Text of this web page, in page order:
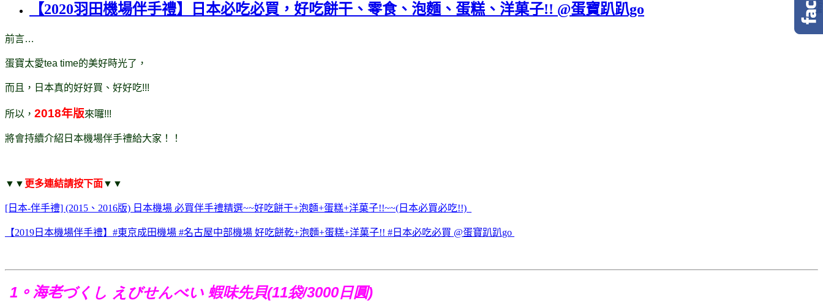
【2020羽田機場伴手禮】日本必吃必買，好吃餅干、零食、泡麵、蛋糕、洋菓子!! @蛋寶趴趴go
前言…
蛋寶太愛tea time的美好時光了，
而且，日本真的好好買、好好吃!!!
所以， 2018年版來囉!!!
將會持續介紹日本機場伴手禮給大家！！
▼▼ 更多連結請按下面▼▼
[日本-伴手禮] (2015、2016版) 日本機場 必買伴手禮精選~~好吃餅干+泡麵+蛋糕+洋菓子!!~~(日本必買必吃!!)
【2019日本機場伴手禮】#東京成田機場 #名古屋中部機場 好吃餅乾+泡麵+蛋糕+洋菓子!! #日本必吃必買 @蛋寶趴趴go
1。海老づく し えびせんべい 蝦味先貝(11袋/3000日圓)